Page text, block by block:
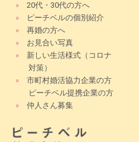
»
20代・30代の方へ
»
ピーチベルの個別紹介
»
再婚の方へ
»
お見合い写真
»
新しい生活様式（コロナ
対策）
»
市町村婚活協力企業の方
ピーチベル提携企業の方
»
仲人さん募集